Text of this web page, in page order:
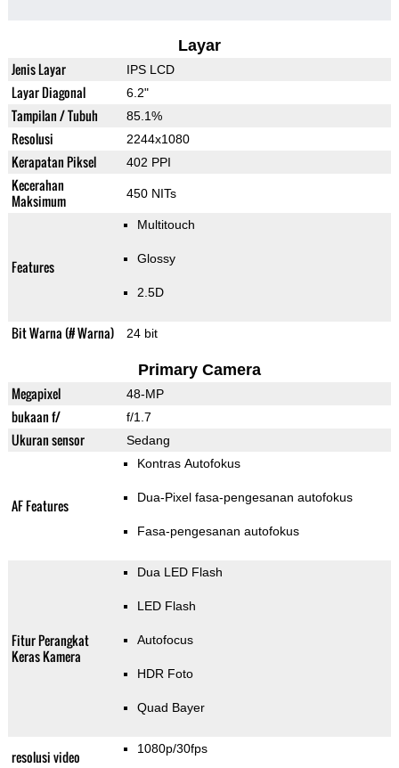
Layar
Jenis Layar IPS LCD
Layar Diagonal 6.2"
Tampilan / Tubuh 85.1%
Resolusi 2244x1080
Kerapatan Piksel 402 PPI
Kecerahan
Maksimum
450 NITs
Features
Multitouch
Glossy
2.5D
Bit Warna (# Warna) 24 bit
Primary Camera
Megapixel 48-MP
bukaan f/ f/1.7
Ukuran sensor Sedang
AF Features
Kontras Autofokus
Dua-Pixel fasa-pengesanan autofokus
Fasa-pengesanan autofokus
Fitur Perangkat
Keras Kamera
Dua LED Flash
LED Flash
Autofocus
HDR Foto
Quad Bayer
resolusi video 1080p/30fps